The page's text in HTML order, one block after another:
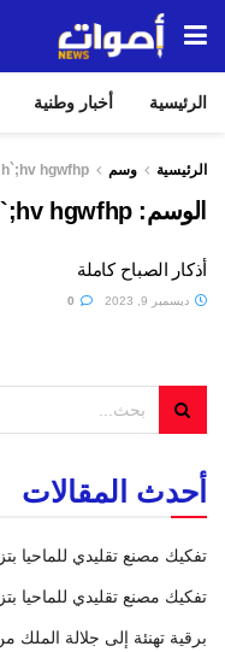
الرئيسية أخبار وطنية
الرئيسية وسم h`;hv hgwfhp
الوسم:hgwfhp
أذكار الصباح كاملة
ديسمبر 9, 2023
أحدث المقالات
تفكيك مصنع تقليدي للماحيا بتزنيت وحجز
تفكيك مصنع تقليدي للماحيا بتزنيت وحجز
برقية تهنئة إلى جلالة